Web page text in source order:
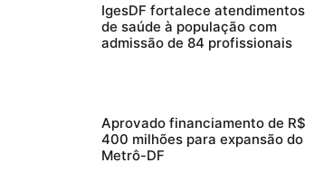
IgesDF fortalece atendimentos
de saúde à população com
admissão de 84 profissionais
Aprovado financiamento de R$
400 milhões para expansão do
Metrô-DF